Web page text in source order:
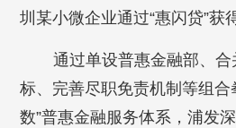
圳某小微企业通过“惠闪贷”获
通过单设普惠金融部、合
标、完善尽职免责机制等组合
数”普惠金融服务体系，浦发